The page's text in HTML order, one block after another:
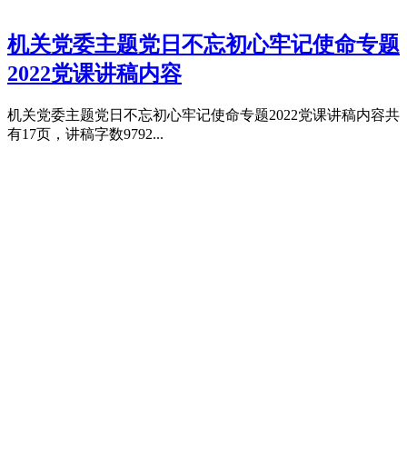
机关党委主题党日不忘初心牢记使命专题
2022党课讲稿内容
机关党委主题党日不忘初心牢记使命专题2022党课讲稿内容共
有17页，讲稿字数9792...